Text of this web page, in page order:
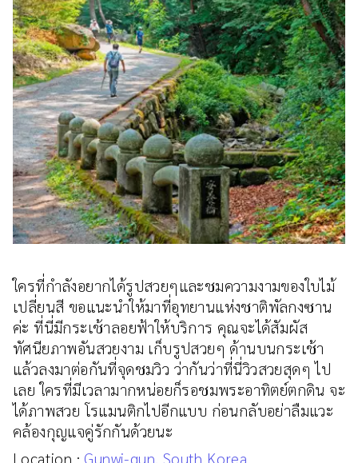
ใครที่กำลังอยากได้รูปสวยๆและชมความงามของใบไม้
เปลี่ยนสี ขอแนะนำให้มาที่อุทยานแห่งชาติพัลกงซาน
ค่ะ ที่นี่มีกระเช้าลอยฟ้าให้บริการ คุณจะได้สัมผัส
ทัศนียภาพอันสวยงาม เก็บรูปสวยๆ ด้านบนกระเช้า
แล้วลงมาต่อกันที่จุดชมวิว ว่ากันว่าที่นี่วิวสวยสุดๆ ไป
เลย ใครที่มีเวลามากหน่อยก็รอชมพระอาทิตย์ตกดิน จะ
ได้ภาพสวย โรแมนติกไปอีกแบบ ก่อนกลับอย่าลืมแวะ
คล้องกุญแจคู่รักกันด้วยนะ
Location : Gunwi-gun, South Korea